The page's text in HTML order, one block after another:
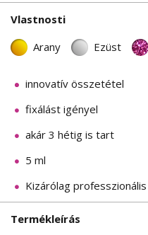
Vlastnosti
Arany Ezüst
innovatív összetétel
fixálást igényel
akár 3 hétig is tart
5 ml
Kizárólag
Termékleírás